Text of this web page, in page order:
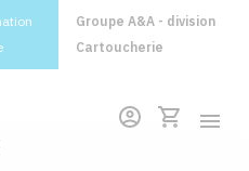
Groupe A&A - division
Cartoucherie